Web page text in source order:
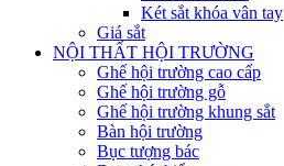
Két sắt khóa vân tay
Giá sắt
NỘI THẤT HỘI TRƯỜNG
Ghế hội trường cao cấp
Ghế hội trường gỗ
Ghế hội trường khung sắt
Bàn hội trường
Bục tượng bác